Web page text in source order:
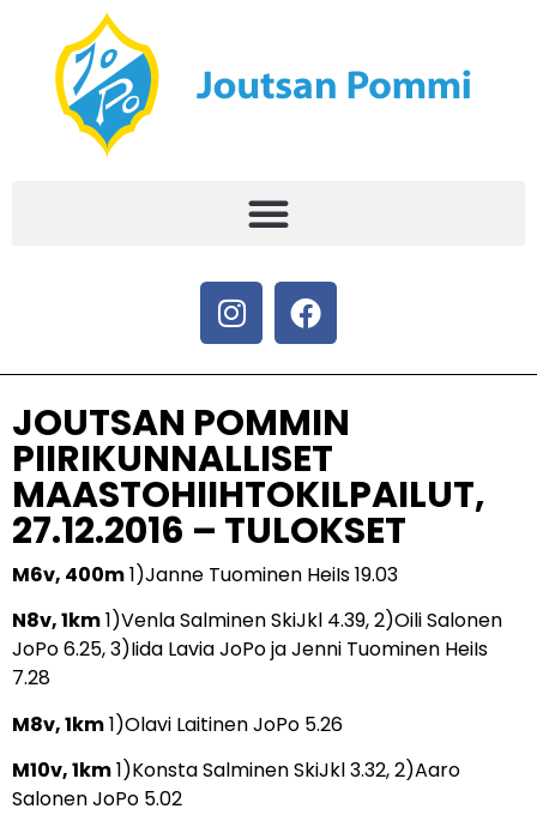
JOUTSAN POMMIN
PIIRIKUNNALLISET
MAASTOHIIHTOKILPAILUT,
27.12.2016 – TULOKSET
M6v, 400m1)Janne Tuominen HeiIs 19.03
N8v, 1km1)Venla Salminen SkiJkl 4.39, 2)Oili Salonen
JoPo 6.25, 3)Iida Lavia JoPo ja Jenni Tuominen HeiIs
7.28
M8v, 1km1)Olavi Laitinen JoPo 5.26
M10v, 1km1)Konsta Salminen SkiJkl 3.32, 2)Aaro
Salonen JoPo 5.02